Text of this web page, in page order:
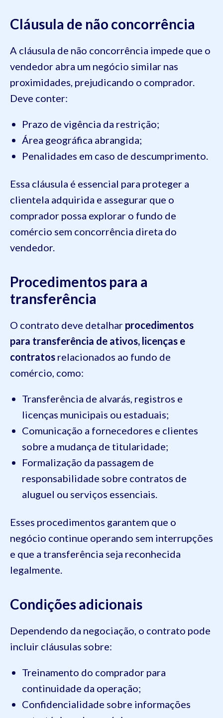
Cláusula de não concorrência
A cláusula de não concorrência impede que o
vendedor abra um negócio similar nas
proximidades, prejudicando o comprador.
Deve conter:
Prazo de vigência da restrição;
Área geográfica abrangida;
Penalidades em caso de descumprimento.
Essa cláusula é essencial para proteger a
clientela adquirida e assegurar que o
comprador possa explorar o fundo de
comércio sem concorrência direta do
vendedor.
Procedimentos para a
transferência
O contrato deve detalhar procedimentos
para transferência de ativos, licenças e
contratos relacionados ao fundo de
comércio, como:
Transferência de alvarás, registros e
licenças municipais ou estaduais;
Comunicação a fornecedores e clientes
sobre a mudança de titularidade;
Formalização da passagem de
responsabilidade sobre contratos de
aluguel ou serviços essenciais.
Esses procedimentos garantem que o
negócio continue operando sem interrupções
e que a transferência seja reconhecida
legalmente.
Condições adicionais
Dependendo da negociação, o contrato pode
incluir cláusulas sobre:
Treinamento do comprador para
continuidade da operação;
Confidencialidade sobre informações